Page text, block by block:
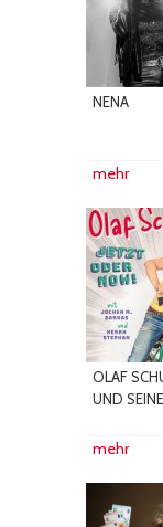
NENA
mehr
OLAF
UND
mehr